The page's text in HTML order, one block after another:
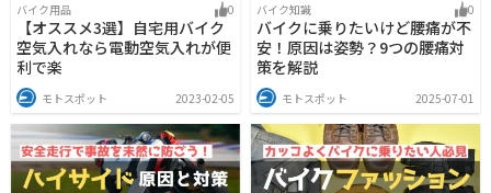
バイク用品 0
【オススメ3選】自宅用バイク
空気入れなら電動空気入れが便
利で楽
モトスポット 2023-02-05
バイク知識 0
バイクに乗りたいけど腰痛が不
安！原因は姿勢？9つの腰痛対
策を解説
モトスポット 2025-07-01